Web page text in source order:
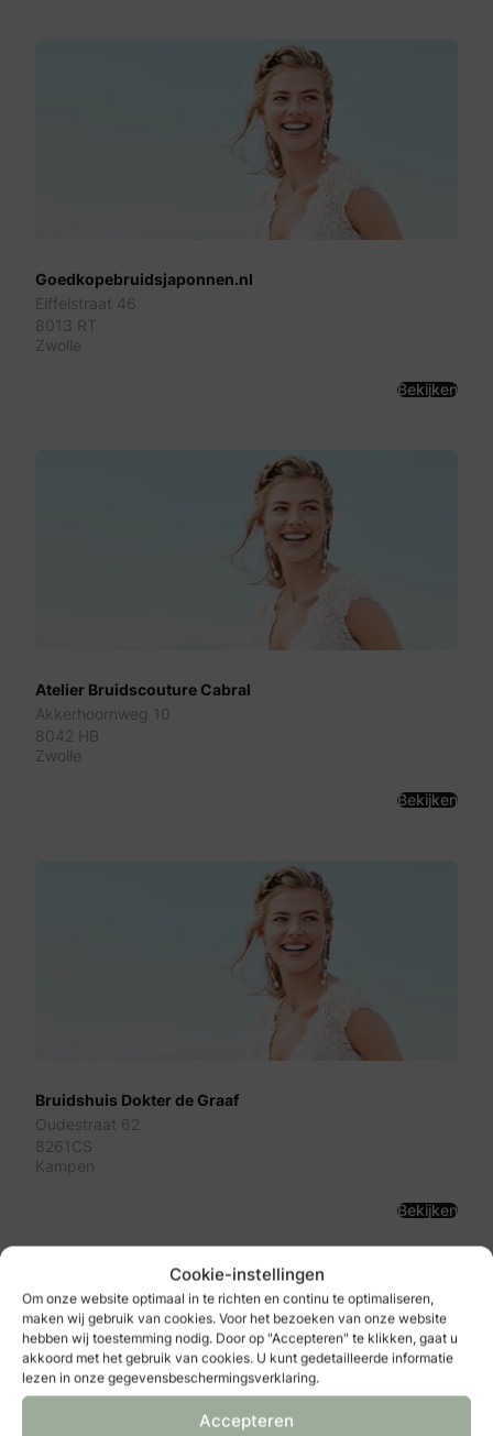
Cookie-instellingen
Om onze website optimaal in te richten en continu te optimaliseren,
maken wij gebruik van cookies. Voor het bezoeken van onze website
hebben wij toestemming nodig. Door op "Accepteren" te klikken, gaat u
akkoord met het gebruik van cookies. U kunt gedetailleerde informatie
lezen in onze gegevensbeschermingsverklaring.
Accepteren
Goedkopebruidsjaponnen.nl
Eiffelstraat 46
8013 RT
Zwolle
Bekijken
Atelier Bruidscouture Cabral
Akkerhoornweg 10
8042 HB
Zwolle
Bekijken
Bruidshuis Dokter de Graaf
Oudestraat 62
8261CS
Kampen
Bekijken